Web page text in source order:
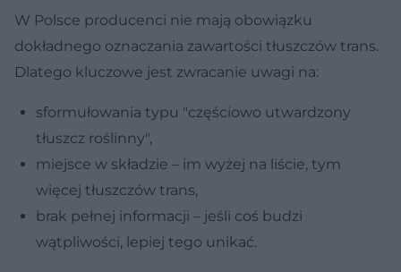
W Polsce producenci nie mają obowiązku
dokładnego oznaczania zawartości tłuszczów trans.
Dlatego kluczowe jest zwracanie uwagi na:
sformułowania typu "częściowo utwardzony
tłuszcz roślinny",
miejsce w składzie – im wyżej na liście, tym
więcej tłuszczów trans,
brak pełnej informacji – jeśli coś budzi
wątpliwości, lepiej tego unikać.